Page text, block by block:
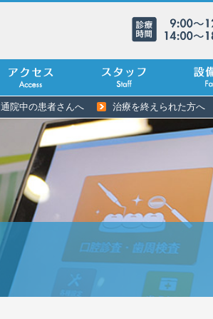
通院中の患者さんへ 治療を終えられた方へ